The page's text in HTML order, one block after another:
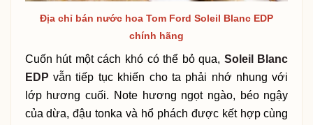
Địa chỉ bán nước hoa Tom Ford Soleil Blanc EDP
chính hãng
Cuốn hút một cách khó có thể bỏ qua, Soleil Blanc
EDP vẫn tiếp tục khiến cho ta phải nhớ nhung với
lớp hương cuối. Note hương ngọt ngào, béo ngậy
của dừa, đậu tonka và hổ phách được kết hợp cùng